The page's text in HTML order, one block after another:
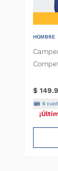
HOMBRE
$ 149.
6